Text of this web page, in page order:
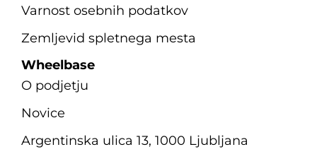
Varnost osebnih podatkov
Zemljevid spletnega mesta
Wheelbase
O podjetju
Novice
Argentinska ulica 13, 1000 Ljubljana